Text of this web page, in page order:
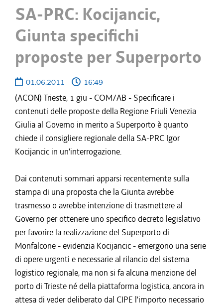
SA-PRC: Kocijancic,
Giunta specifichi
proposte per Superporto
01.06.2011
16:49
(ACON) Trieste, 1 giu - COM/AB - Specificare i
contenuti delle proposte della Regione Friuli Venezia
Giulia al Governo in merito a Superporto è quanto
chiede il consigliere regionale della SA-PRC Igor
Kocijancic in un'interrogazione.
Dai contenuti sommari apparsi recentemente sulla
stampa di una proposta che la Giunta avrebbe
trasmesso o avrebbe intenzione di trasmettere al
Governo per ottenere uno specifico decreto legislativo
per favorire la realizzazione del Superporto di
Monfalcone - evidenzia Kocijancic - emergono una serie
di opere urgenti e necessarie al rilancio del sistema
logistico regionale, ma non si fa alcuna menzione del
porto di Trieste né della piattaforma logistica, ancora in
attesa di veder deliberato dal CIPE l'importo necessario